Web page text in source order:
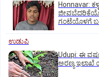
Honnavar:
ಗಂಟೆಯೊಳಗೆ
ಉಡುಪಿ
Udupi: ಈ
ಅರಣ್ಯ